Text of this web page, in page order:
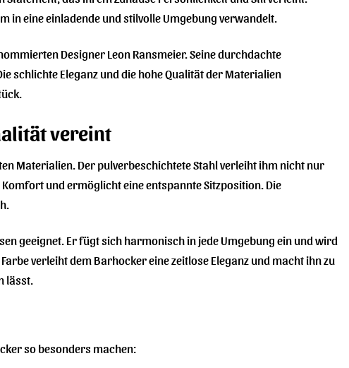
in eine einladende und stilvolle Umgebung verwandelt.
Designer Leon Ransmeier. Seine durchdachte
schlichte Eleganz und die hohe Qualität der Materialien
vereint
Materialien. Der pulverbeschichtete Stahl verleiht ihm nicht nur
und ermöglicht eine entspannte Sitzposition. Die
geeignet. Er fügt sich harmonisch in jede Umgebung ein und wird
verleiht dem Barhocker eine zeitlose Eleganz und macht ihn zu
lässt.
so besonders machen: